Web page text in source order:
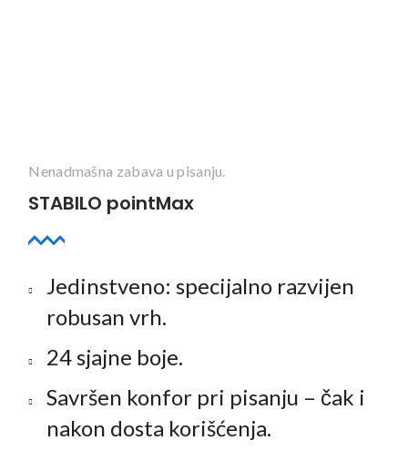
Nenadmašna zabava u pisanju.
STABILO pointMax
Jedinstveno: specijalno razvijen
robusan vrh.
24 sjajne boje.
Savršen konfor pri pisanju – čak i
nakon dosta korišćenja.